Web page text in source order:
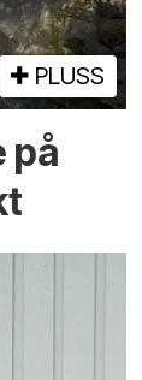
PLUSS
på